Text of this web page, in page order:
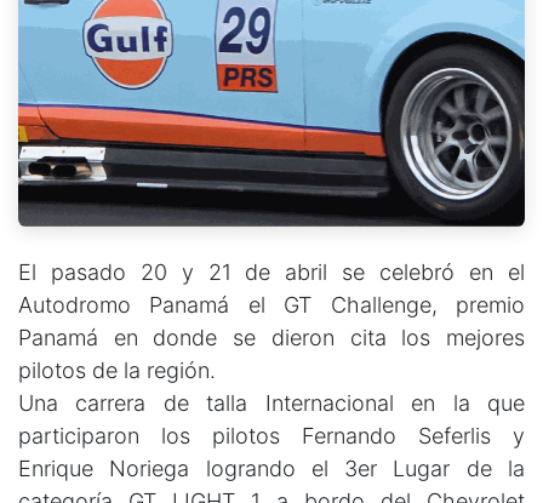
El pasado 20 y 21 de abril se celebró en el
Autodromo Panamá el GT Challenge, premio
Panamá en donde se dieron cita los mejores
pilotos de la región.
Una carrera de talla Internacional en la que
participaron los pilotos Fernando Seferlis y
Enrique Noriega logrando el 3er Lugar de la